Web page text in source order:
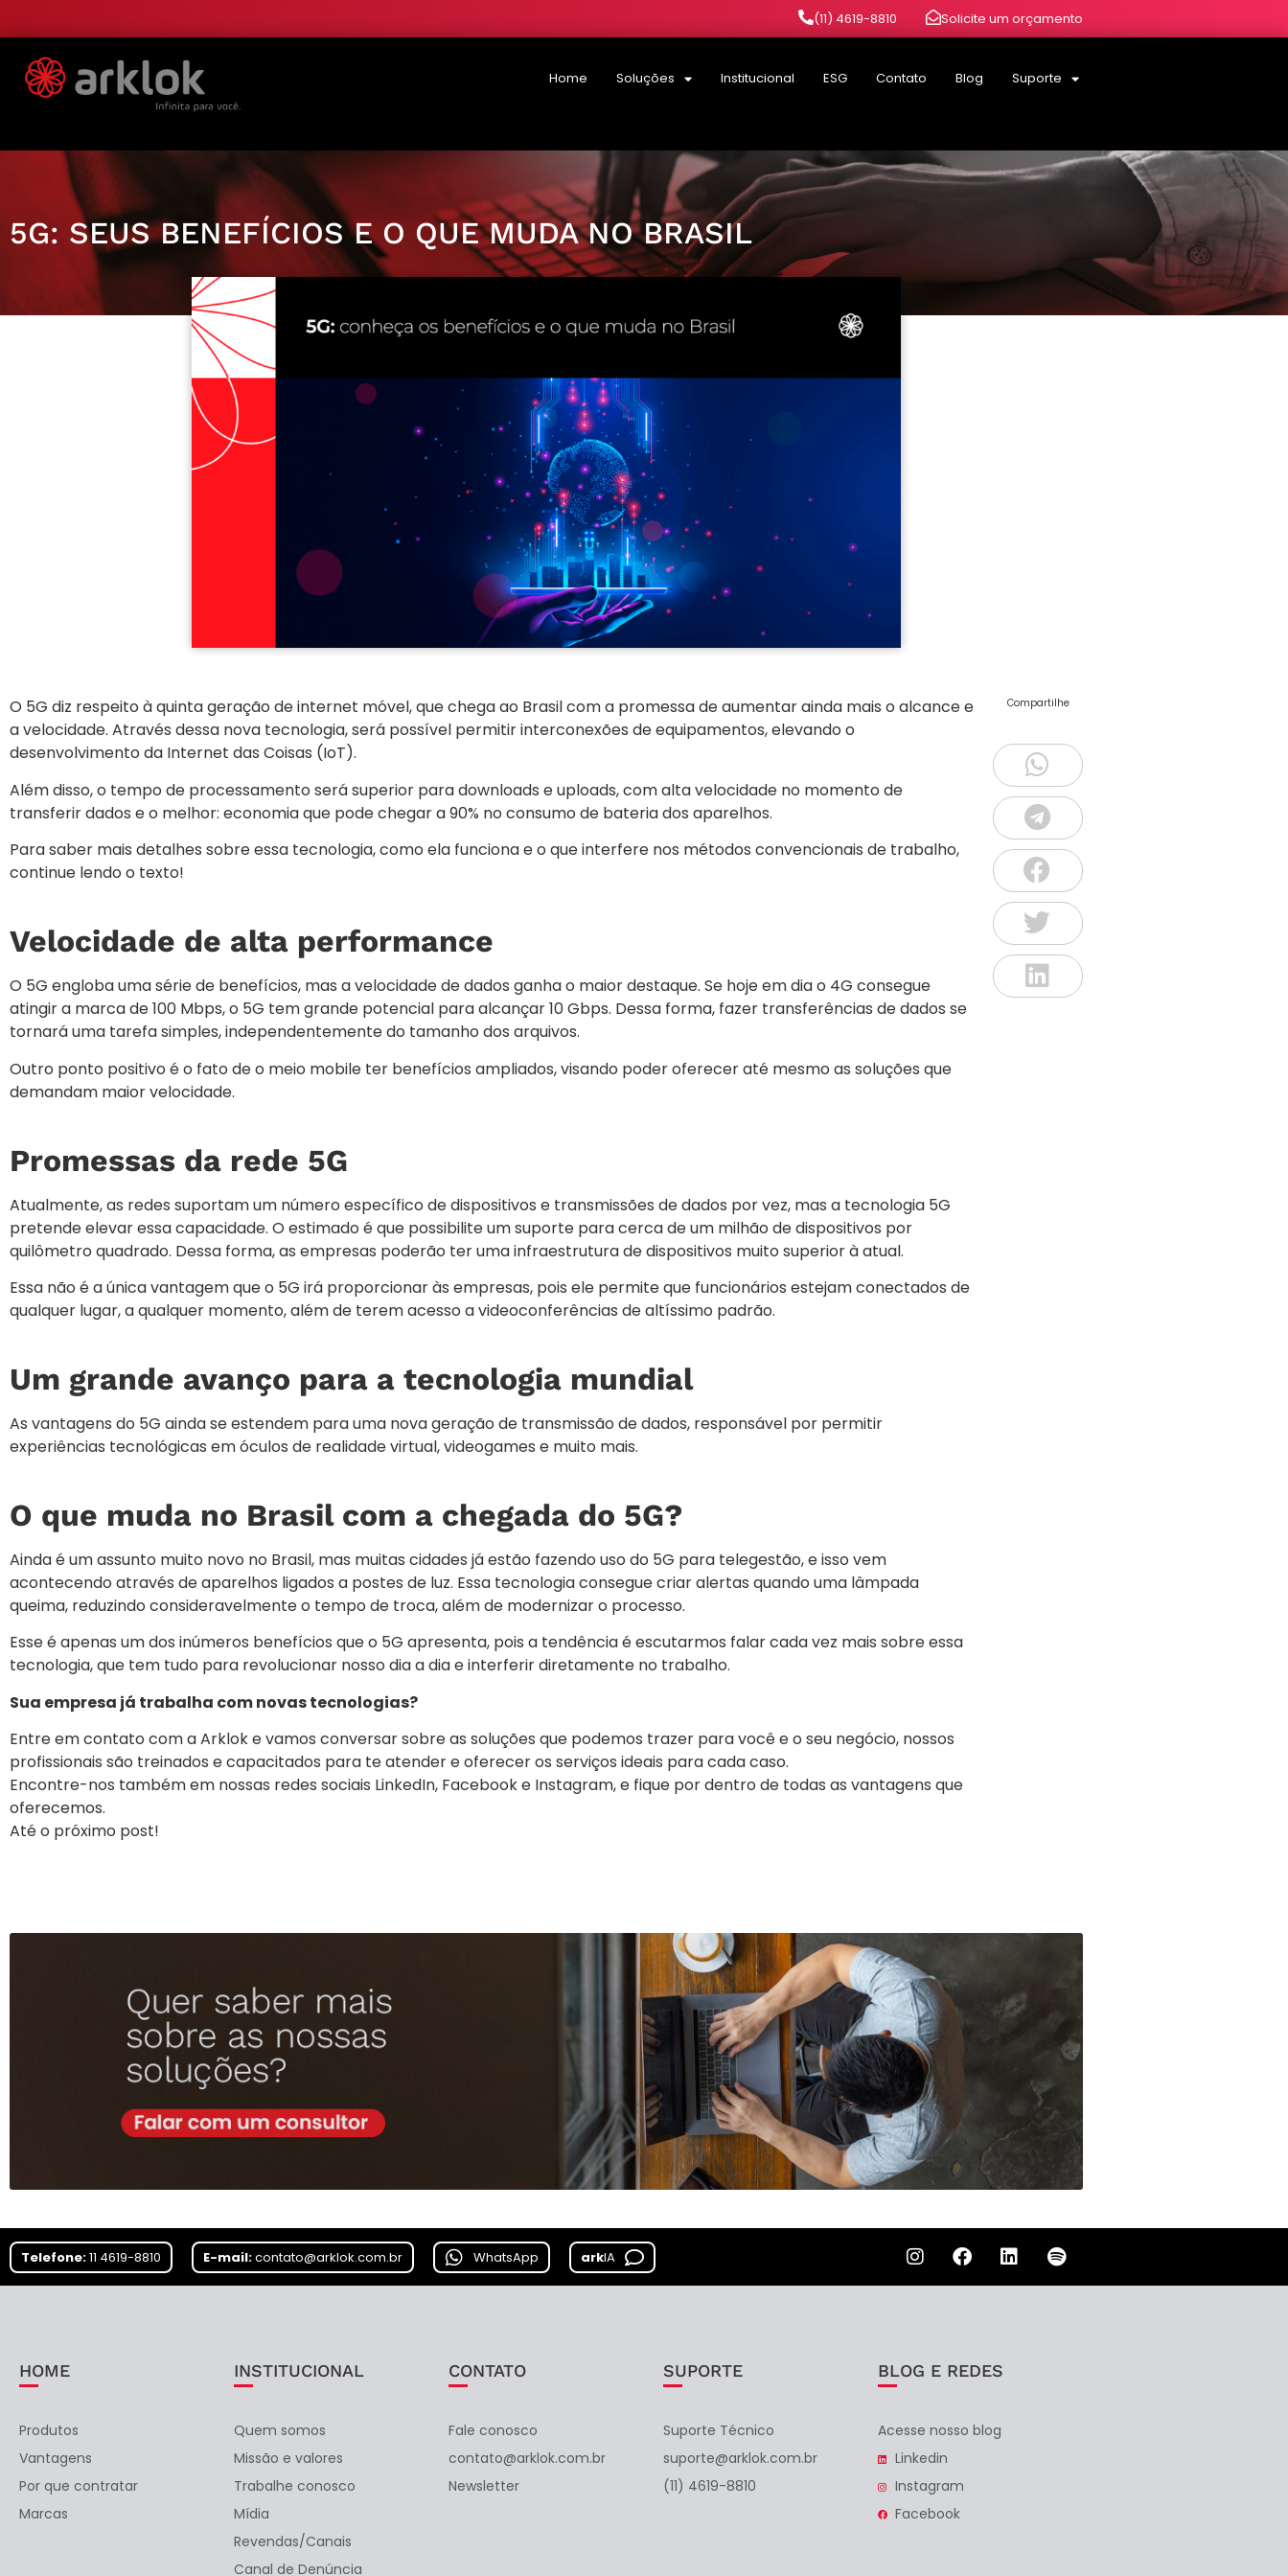
(11) 4619-8810 Solicite um orçamento
Home Soluções Institucional ESG Contato Blog Suporte
5G: SEUS BENEFÍCIOS E O QUE MUDA NO BRASIL
O 5G diz respeito à quinta geração de internet móvel, que chega ao Brasil com a promessa de aumentar ainda mais o alcance e
a velocidade. Através dessa nova tecnologia, será possível permitir interconexões de equipamentos, elevando o
desenvolvimento da Internet das Coisas (IoT).
Além disso, o tempo de processamento será superior para downloads e uploads, com alta velocidade no momento de
transferir dados e o melhor: economia que pode chegar a 90% no consumo de bateria dos aparelhos.
Para saber mais detalhes sobre essa tecnologia, como ela funciona e o que interfere nos métodos convencionais de trabalho,
continue lendo o texto!
Velocidade de alta performance
O 5G engloba uma série de benefícios, mas a velocidade de dados ganha o maior destaque. Se hoje em dia o 4G consegue
atingir a marca de 100 Mbps, o 5G tem grande potencial para alcançar 10 Gbps. Dessa forma, fazer transferências de dados se
tornará uma tarefa simples, independentemente do tamanho dos arquivos.
Outro ponto positivo é o fato de o meio mobile ter benefícios ampliados, visando poder oferecer até mesmo as soluções que
demandam maior velocidade.
Promessas da rede 5G
Atualmente, as redes suportam um número específico de dispositivos e transmissões de dados por vez, mas a tecnologia 5G
pretende elevar essa capacidade. O estimado é que possibilite um suporte para cerca de um milhão de dispositivos por
quilômetro quadrado. Dessa forma, as empresas poderão ter uma infraestrutura de dispositivos muito superior à atual.
Essa não é a única vantagem que o 5G irá proporcionar às empresas, pois ele permite que funcionários estejam conectados de
qualquer lugar, a qualquer momento, além de terem acesso a videoconferências de altíssimo padrão.
Um grande avanço para a tecnologia mundial
As vantagens do 5G ainda se estendem para uma nova geração de transmissão de dados, responsável por permitir
experiências tecnológicas em óculos de realidade virtual, videogames e muito mais.
O que muda no Brasil com a chegada do 5G?
Ainda é um assunto muito novo no Brasil, mas muitas cidades já estão fazendo uso do 5G para telegestão, e isso vem
acontecendo através de aparelhos ligados a postes de luz. Essa tecnologia consegue criar alertas quando uma lâmpada
queima, reduzindo consideravelmente o tempo de troca, além de modernizar o processo.
Esse é apenas um dos inúmeros benefícios que o 5G apresenta, pois a tendência é escutarmos falar cada vez mais sobre essa
tecnologia, que tem tudo para revolucionar nosso dia a dia e interferir diretamente no trabalho.
Sua empresa já trabalha com novas tecnologias?
Entre em contato com a Arklok e vamos conversar sobre as soluções que podemos trazer para você e o seu negócio, nossos
profissionais são treinados e capacitados para te atender e oferecer os serviços ideais para cada caso.
Encontre-nos também em nossas redes sociais LinkedIn, Facebook e Instagram, e fique por dentro de todas as vantagens que
oferecemos.
Até o próximo post!
Compartilhe
Telefone:11 4619-8810 E-mail:contato@arklok.com.br WhatsApp arkIA
HOME
Produtos
Vantagens
Por que contratar
Marcas
INSTITUCIONAL
Quem somos
Missão e valores
Trabalhe conosco
Mídia
Revendas/Canais
Canal de Denúncia
CONTATO
Fale conosco
contato@arklok.com.br
Newsletter
SUPORTE
Suporte Técnico
suporte@arklok.com.br
(11) 4619-8810
BLOG E REDES
Acesse nosso blog
Linkedin
Instagram
Facebook